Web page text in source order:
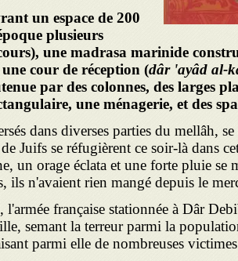
un espace de 200
plusieurs
une madrasa marinide
cour de réception (dâr 'ayâd al-
par des colonnes, des larges
une ménagerie, et des
dans diverses parties du mellâh,
Juifs se réfugièrent ce soir-là dans
un orage éclata et une forte pluie se
ils n'avaient rien mangé depuis le
française stationnée à Dâr
semant la terreur parmi la
parmi elle de nombreuses